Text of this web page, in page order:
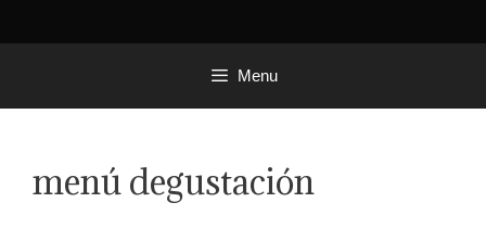
Menu
menú degustación